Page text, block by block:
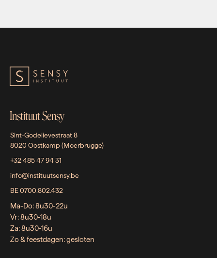
Instituut Sensy
Sint-Godelievestraat 8
8020 Oostkamp (Moerbrugge)
+32 485 47 94 31
info@instituutsensy.be
BE 0700.802.432
Ma-Do: 8u30-22u
Vr: 8u30-18u
Za: 8u30-16u
Zo & feestdagen: gesloten